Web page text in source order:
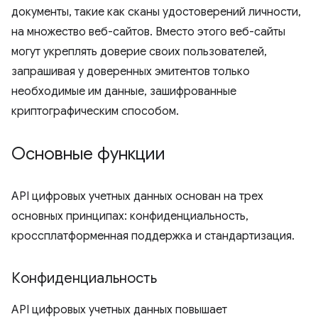
документы, такие как сканы удостоверений личности,
на множество веб-сайтов. Вместо этого веб-сайты
могут укреплять доверие своих пользователей,
запрашивая у доверенных эмитентов только
необходимые им данные, зашифрованные
криптографическим способом.
Основные функции
API цифровых учетных данных основан на трех
основных принципах: конфиденциальность,
кроссплатформенная поддержка и стандартизация.
Конфиденциальность
API цифровых учетных данных повышает